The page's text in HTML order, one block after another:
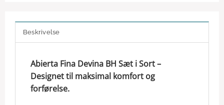
Beskrivelse
Abierta Fina Devina BH Sæt i Sort –
Designet til maksimal komfort og
forførelse.